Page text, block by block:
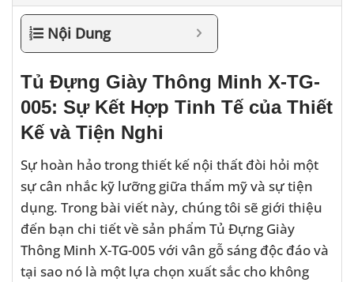
Nội Dung
Tủ Đựng Giày Thông Minh X-TG-
005: Sự Kết Hợp Tinh Tế của Thiết
Kế và Tiện Nghi
Sự hoàn hảo trong thiết kế nội thất đòi hỏi một
sự cân nhắc kỹ lưỡng giữa thẩm mỹ và sự tiện
dụng. Trong bài viết này, chúng tôi sẽ giới thiệu
đến bạn chi tiết về sản phẩm Tủ Đựng Giày
Thông Minh X-TG-005 với vân gỗ sáng độc đáo và
tại sao nó là một lựa chọn xuất sắc cho không